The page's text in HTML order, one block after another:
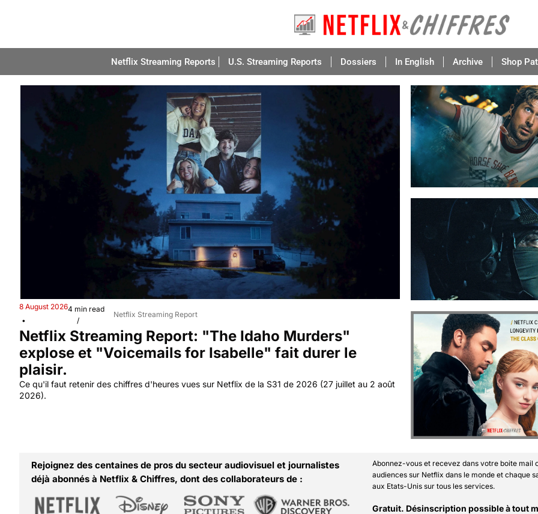
Netflix Streaming Reports U.S. Streaming Reports Dossiers In English Archive Shop
8 August 2026
•
4 min read
/
Netflix Streaming Report
Netflix Streaming Report: "The Idaho Murders"
explose et "Voicemails for Isabelle" fait durer le
plaisir.
Ce qu'il faut retenir des chiffres d'heures vues sur Netflix de la S31 de 2026 (27 juillet au 2 août
2026).
Rejoignez des centaines de pros du secteur audiovisuel et journalistes
déjà abonnés à Netflix & Chiffres, dont des collaborateurs de :
Abonnez-vous et recevez dans votre boite mail
audiences sur Netflix dans le monde et chaque
aux Etats-Unis sur tous les services.
Gratuit. Désinscription possible à tout